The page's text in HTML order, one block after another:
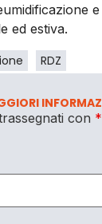
e
ed estiva.
RDZ
con *